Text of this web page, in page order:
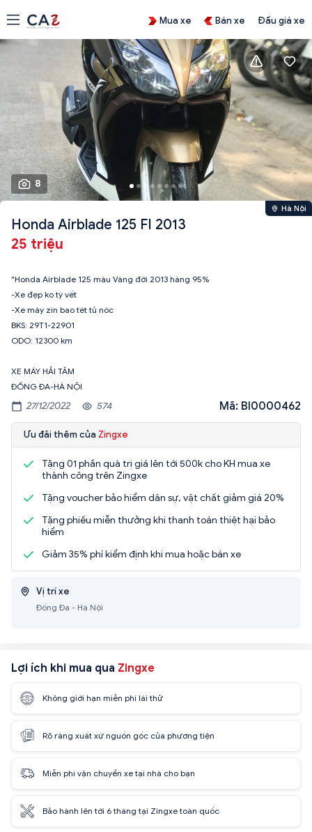
Mua xe Bán xe Đấu giá xe
8
Hà Nội
Honda Airblade 125 FI 2013
25 triệu
"Honda Airblade 125 màu Vàng đời 2013 hàng 95%
-Xe đẹp ko tỳ vết
-Xe máy zin bao tét tủ nóc
BKS: 29T1-22901
ODO: 12300 km
XE MÁY HẢI TÂM
ĐỐNG ĐA-HÀ NỘI
27/12/2022 574 Mã: BI0000462
Ưu đãi thêm của Zingxe
Tặng 01 phần quà trị giá lên tới 500k cho KH mua xe
thành công trên Zingxe
Tặng voucher bảo hiểm dân sự, vật chất giảm giá 20%
Tặng phiếu miễn thưởng khi thanh toán thiệt hại bảo
hiểm
Giảm 35% phí kiểm định khi mua hoặc bán xe
Vị trí xe
Đống Đa - Hà Nội
Lợi ích khi mua qua Zingxe
Không giới hạn miễn phí lái thử
Rõ ràng xuất xứ nguồn gốc của phương tiện
Miễn phí vận chuyển xe tại nhà cho bạn
Bảo hành lên tới 6 tháng tại Zingxe toàn quốc